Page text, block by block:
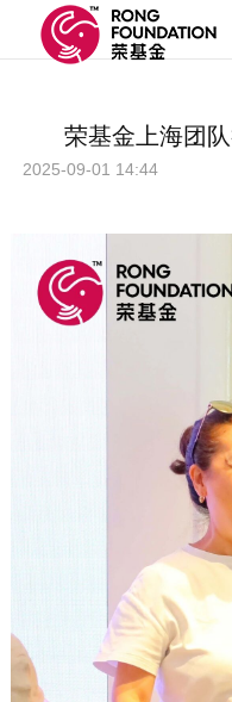
荣基金上海团
2025-09-01 14:44